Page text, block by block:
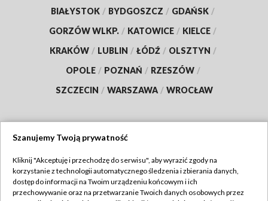
BIAŁYSTOK / BYDGOSZCZ / GDAŃSK /
GORZÓW WLKP. / KATOWICE / KIELCE /
KRAKÓW / LUBLIN / ŁÓDŹ / OLSZTYN /
OPOLE / POZNAŃ / RZESZÓW /
SZCZECIN / WARSZAWA / WROCŁAW
TVP
Abonament TVP
Regulamin TVP
Szanujemy Twoją prywatność
Kliknij "Akceptuję i przechodzę do serwisu", aby wyrazić zgody na
korzystanie z technologii automatycznego śledzenia i zbierania danych,
dostęp do informacji na Twoim urządzeniu końcowym i ich
przechowywanie oraz na przetwarzanie Twoich danych osobowych przez